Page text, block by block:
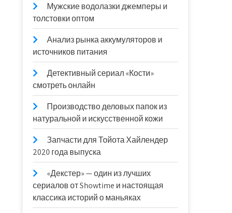
Мужские водолазки джемперы и
толстовки оптом
Анализ рынка аккумуляторов и
источников питания
Детективный сериал «Кости»
смотреть онлайн
Производство деловых папок из
натуральной и искусственной кожи
Запчасти для Тойота Хайлендер
2020 года выпуска
«Декстер» — один из лучших
сериалов от Showtime и настоящая
классика историй о маньяках